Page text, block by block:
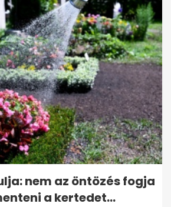
nem az öntözés fogja
a kertedet...